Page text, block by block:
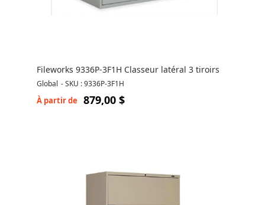
Fileworks 9336P-3F1H Classeur latéral 3 tiroirs
Global -SKU : 9336P-3F1H
À partir de 879,00 $